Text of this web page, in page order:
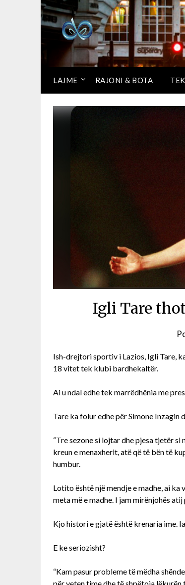
LAJME RAJONI & BOTA
Igli Tare
Ish-drejtori sportiv i Lazios, Igli Tare,
18 vitet tek klubi bardhekaltër.
Ai u ndal edhe tek marrëdhënia me
Tare ka folur edhe për Simone Inzagin
“Tre sezone si lojtar dhe pjesa tjetër si
kreun e menaxherit, atë që të bën të
humbur.
Lotito është një mendje e madhe, ai
meta më e madhe. I jam mirënjohës
Kjo histori e gjatë është krenaria ime.
E ke seriozisht?
“Kam pasur probleme të mëdha